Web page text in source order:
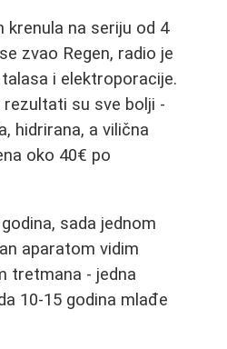
krenula na seriju od 4
zvao Regen, radio je
i elektroporacije.
su sve bolji -
hidrirana, a vilična
oko 40€ po
sada jednom
aparatom vidim
tretmana - jedna
10-15 godina mlađe